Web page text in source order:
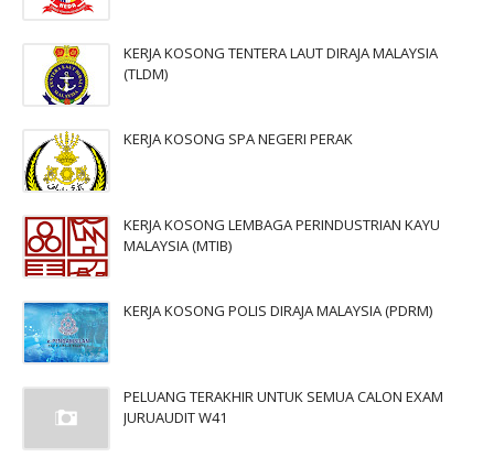
KERJA KOSONG TENTERA LAUT DIRAJA MALAYSIA
(TLDM)
KERJA KOSONG SPA NEGERI PERAK
KERJA KOSONG LEMBAGA PERINDUSTRIAN KAYU
MALAYSIA (MTIB)
KERJA KOSONG POLIS DIRAJA MALAYSIA (PDRM)
PELUANG TERAKHIR UNTUK SEMUA CALON EXAM
JURUAUDIT W41